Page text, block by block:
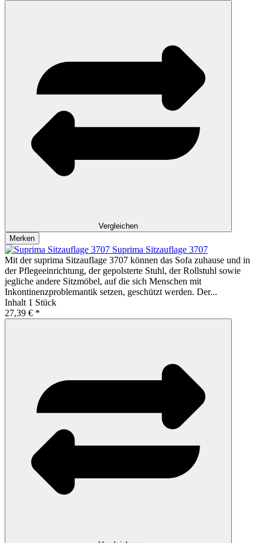
Vergleichen
Merken
Suprima Sitzauflage 3707
Mit der suprima Sitzauflage 3707 können das Sofa zuhause und in
der Pflegeeinrichtung, der gepolsterte Stuhl, der Rollstuhl sowie
jegliche andere Sitzmöbel, auf die sich Menschen mit
Inkontinenzproblemantik setzen, geschützt werden. Der...
Inhalt 1 Stück
27,39 € *